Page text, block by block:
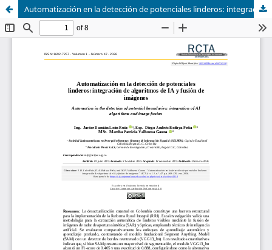
Automatización en la detección de potenciales linderos: integración de algoritmos de IA y fusión de imágenes